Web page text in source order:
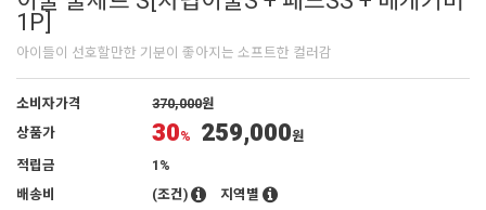
1P]
아이들이 선호할만한 기분이 좋아지는 소프트한 컬러감
소비자가격 370,000원
상품가
30% 259,000원
적립금
1%
배송비
(조건) 지역별